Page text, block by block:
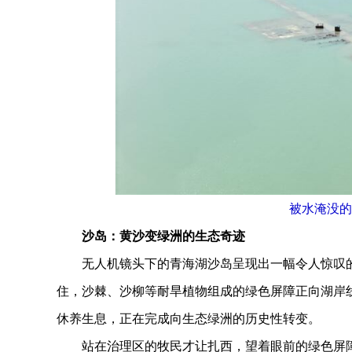
被水淹没
沙岛：黄沙变绿洲的生态奇迹
无人机镜头下的青海湖沙岛呈现出一幅令人惊叹
住，沙棘、沙柳等耐旱植物组成的绿色屏障正向湖
休养生息，正在完成向生态绿洲的历史性转变。
站在治理区的牧民才让扎西，望着眼前的绿色屏